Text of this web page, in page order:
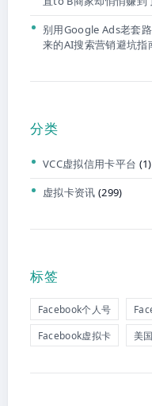
别用Google Ads老套
来的AI搜索营销避坑指
分类
VCC虚拟信用卡平台 (1)
虚拟卡资讯 (299)
标签
Facebook个人号
Facebook虚拟卡
美